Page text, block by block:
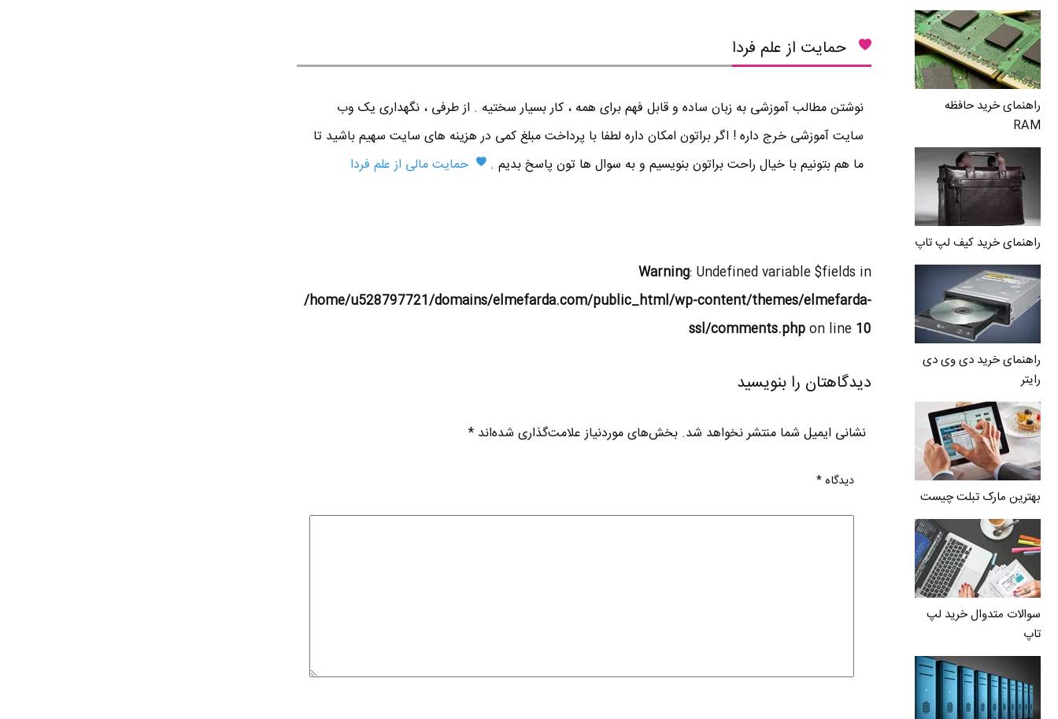
راهنمای خرید حافظه
RAM
راهنمای خرید کیف لپ تاپ
راهنمای خرید دی وی دی
رایتر
بهترین مارک تبلت چیست
سوالات متدوال خرید لپ
تاپ
حمایت از علم فردا
نوشتن مطالب آموزشی به زبان ساده و قابل فهم برای همه ، کار بسیار سختیه . از طرفی ، نگهداری یک وب
سایت آموزشی خرج داره ! اگر براتون امکان داره لطفا با پرداخت مبلغ کمی در هزینه های سایت سهیم باشید تا
ما هم بتونیم با خیال راحت براتون بنویسیم و به سوال ها تون پاسخ بدیم .
حمایت مالی از علم فردا
Warning: Undefined variable $fields in
/home/u528797721/domains/elmefarda.com/public_html/wp-content/themes/elmefarda-
ssl/comments.phpon line 10
دیدگاهتان را بنویسید
نشانی ایمیل شما منتشر نخواهد شد. بخش‌های موردنیاز علامت‌گذاری شده‌اند*
دیدگاه*